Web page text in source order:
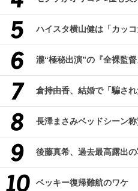
ハイスタ横山健は「カッコ
瀧“極秘出演”の『全裸監
倉持由香、結婚で「騙さ
長澤まさみベッドシーン
後藤真希、過去最高露出
ベッキー復帰難航のワケ